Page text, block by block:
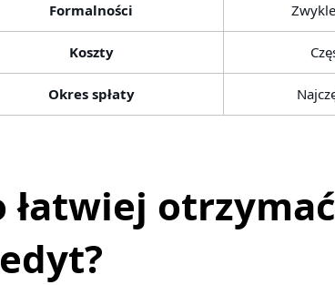
Formalności
Koszty
Okres spłaty
łatwiej